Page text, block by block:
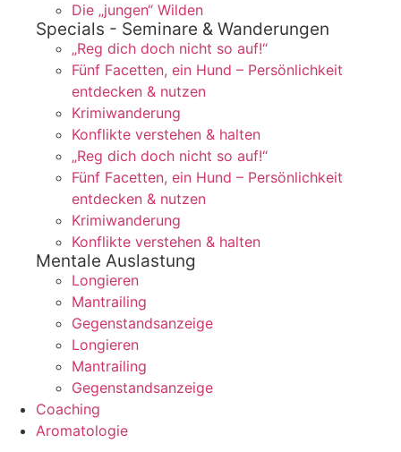
Die „jungen“ Wilden
Specials - Seminare & Wanderungen
„Reg dich doch nicht so auf!“
Fünf Facetten, ein Hund – Persönlichkeit
entdecken & nutzen
Krimiwanderung
Konflikte verstehen & halten
„Reg dich doch nicht so auf!“
Fünf Facetten, ein Hund – Persönlichkeit
entdecken & nutzen
Krimiwanderung
Konflikte verstehen & halten
Mentale Auslastung
Longieren
Mantrailing
Gegenstandsanzeige
Longieren
Mantrailing
Gegenstandsanzeige
Coaching
Aromatologie